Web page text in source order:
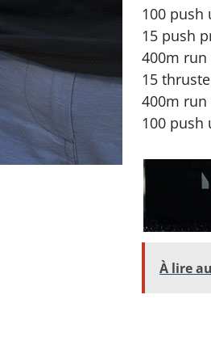
100 push
15 push
400m
15
400m
100 push
À lire